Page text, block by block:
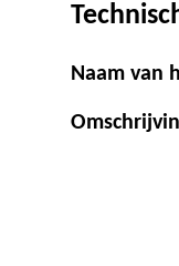
Naam van